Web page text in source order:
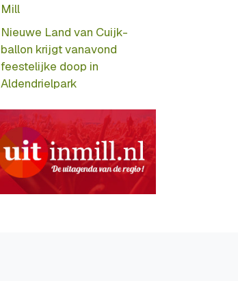
Mill
Nieuwe Land van Cuijk-
ballon krijgt vanavond
feestelijke doop in
Aldendrielpark